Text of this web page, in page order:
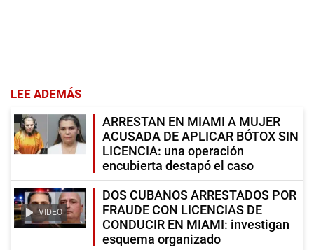
LEE ADEMÁS
ARRESTAN EN MIAMI A MUJER
ACUSADA DE APLICAR BÓTOX SIN
LICENCIA: una operación
encubierta destapó el caso
VIDEO
DOS CUBANOS ARRESTADOS POR
FRAUDE CON LICENCIAS DE
CONDUCIR EN MIAMI: investigan
esquema organizado